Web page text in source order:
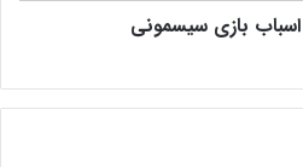
بازی سیسمونی